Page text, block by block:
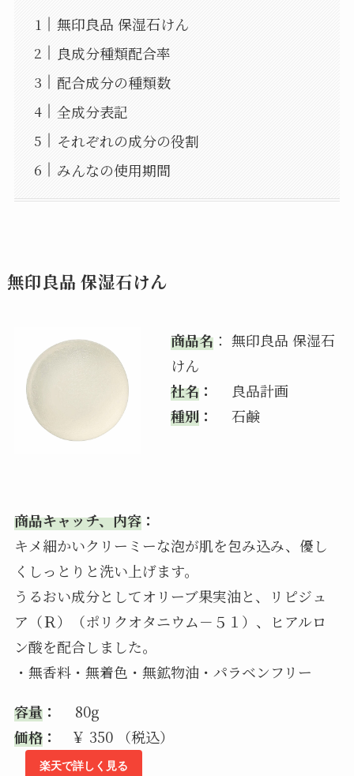
無印良品 保湿石けん
良成分種類配合率
配合成分の種類数
全成分表記
それぞれの成分の役割
みんなの使用期間
無印良品 保湿石けん
商品名： 無印良品 保湿石
けん
社名：
良品計画
種別： 石鹸
商品キャッチ、内容：
キメ細かいクリーミーな泡が肌を包み込み、優し
くしっとりと洗い上げます。
うるおい成分としてオリーブ果実油と、リピジュ
ア（Ｒ）（ポリクオタニウム－５１）、ヒアルロ
ン酸を配合しました。
・無香料・無着色・無鉱物油・パラベンフリー
容量：
80g
価格： ￥ 350 （税込）
楽天で詳しく見る